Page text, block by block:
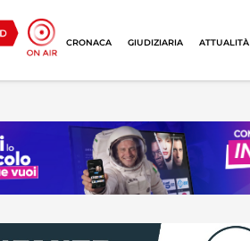
CRONACA GIUDIZIARIA ATTUALITÀ